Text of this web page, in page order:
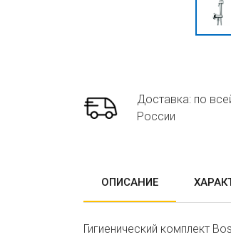
Доставка: по
России
ОПИСАНИЕ
Гигиенический комплект